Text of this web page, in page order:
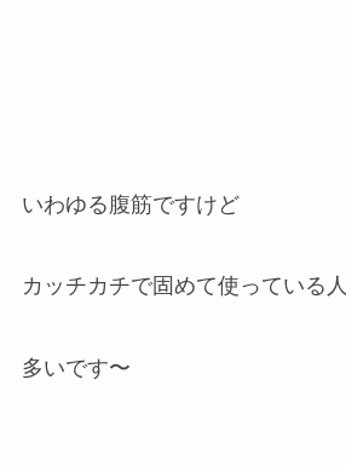
いわゆる腹筋ですけど
カッチカチで固めて使っている人
多いです〜